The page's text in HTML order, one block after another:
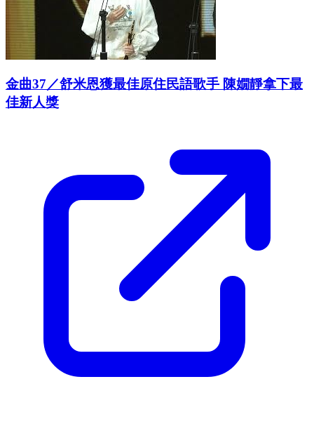
金曲37／舒米恩獲最佳原住民語歌手 陳嫺靜拿下最
佳新人獎